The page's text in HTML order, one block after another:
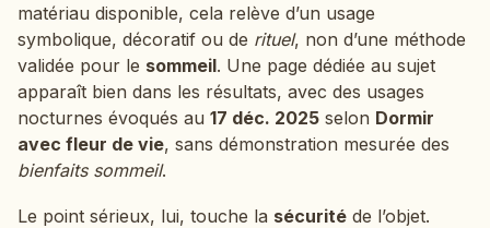
matériau disponible, cela relève d’un usage
symbolique, décoratif ou de rituel, non d’une méthode
validée pour le sommeil. Une page dédiée au sujet
apparaît bien dans les résultats, avec des usages
nocturnes évoqués au 17 déc. 2025 selon Dormir
avec fleur de vie, sans démonstration mesurée des
bienfaits sommeil.
Le point sérieux, lui, touche la sécurité de l’objet.